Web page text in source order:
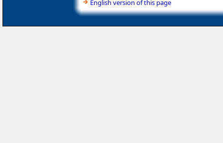
English version of this page